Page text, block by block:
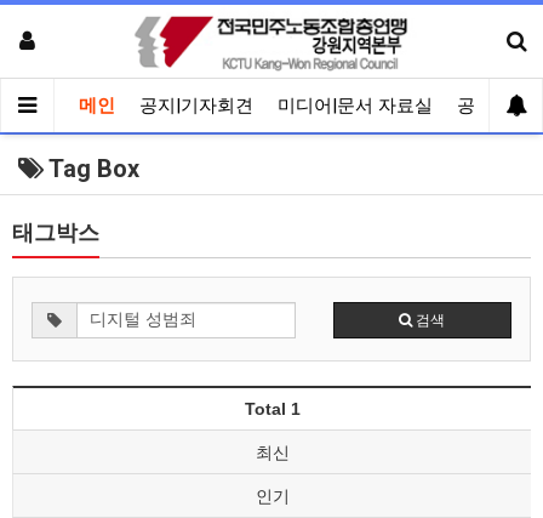
메인 공지|기자회견 미디어|문서 자료실 공유게시
Tag Box
태그박스
검색
Total 1
최신
인기